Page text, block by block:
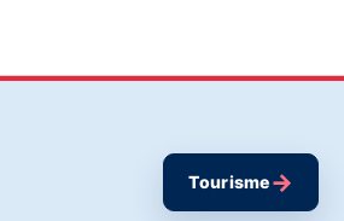
Tourisme→